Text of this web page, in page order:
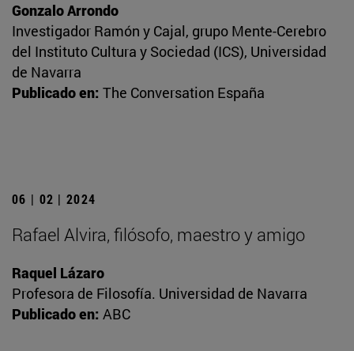
Gonzalo Arrondo
Investigador Ramón y Cajal, grupo Mente-Cerebro
del Instituto Cultura y Sociedad (ICS), Universidad
de Navarra
Publicado en: The Conversation España
06 | 02 | 2024
Rafael Alvira, filósofo, maestro y amigo
Raquel Lázaro
Profesora de Filosofía. Universidad de Navarra
Publicado en: ABC